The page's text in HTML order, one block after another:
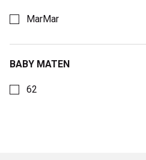
MarMar
BABY MATEN
Kies een Baby maten om op te
62